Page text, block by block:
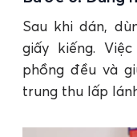
Sau khi dán,
giấy kiếng.
phồng đều và
trung thu lấp